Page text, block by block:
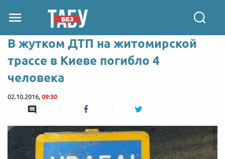
В жутком ДТП на житомирской
трассе в Киеве погибло 4
человека
02.10.2016, 09:30